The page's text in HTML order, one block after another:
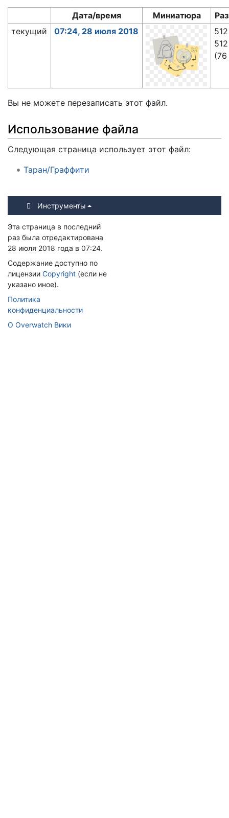
Дата/время Миниатюра
текущий
07:24, 28 июля 2018
512
Вы не можете перезаписать этот файл.
Использование файла
Следующая страница использует этот файл:
Таран/Граффити
Инструменты
Эта страница в последний
раз была отредактирована
28 июля 2018 года в 07:24.
Содержание доступно по
лицензии Copyright (если не
указано иное).
Политика
конфиденциальности
О Overwatch Вики